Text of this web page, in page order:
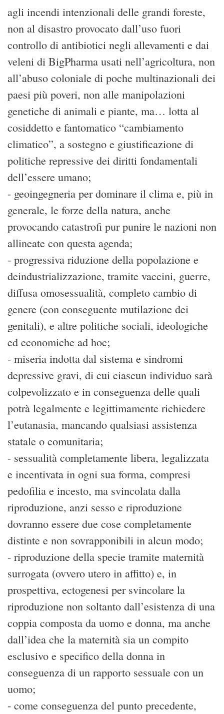
agli incendi intenzionali delle grandi foreste,
non al disastro provocato dall’uso fuori
controllo di antibiotici negli allevamenti e dai
veleni di BigPharma usati nell’agricoltura, non
all’abuso coloniale di poche multinazionali dei
paesi più poveri, non alle manipolazioni
genetiche di animali e piante, ma… lotta al
cosiddetto e fantomatico “cambiamento
climatico”, a sostegno e giustificazione di
politiche repressive dei diritti fondamentali
dell’essere umano;
- geoingegneria per dominare il clima e, più in
generale, le forze della natura, anche
provocando catastrofi pur punire le nazioni non
allineate con questa agenda;
- progressiva riduzione della popolazione e
deindustrializzazione, tramite vaccini, guerre,
diffusa omosessualità, completo cambio di
genere (con conseguente mutilazione dei
genitali), e altre politiche sociali, ideologiche
ed economiche ad hoc;
- miseria indotta dal sistema e sindromi
depressive gravi, di cui ciascun individuo sarà
colpevolizzato e in conseguenza delle quali
potrà legalmente e legittimamente richiedere
l’eutanasia, mancando qualsiasi assistenza
statale o comunitaria;
- sessualità completamente libera, legalizzata
e incentivata in ogni sua forma, compresi
pedofilia e incesto, ma svincolata dalla
riproduzione, anzi sesso e riproduzione
dovranno essere due cose completamente
distinte e non sovrapponibili in alcun modo;
- riproduzione della specie tramite maternità
surrogata (ovvero utero in affitto) e, in
prospettiva, ectogenesi per svincolare la
riproduzione non soltanto dall’esistenza di una
coppia composta da uomo e donna, ma anche
dall’idea che la maternità sia un compito
esclusivo e specifico della donna in
conseguenza di un rapporto sessuale con un
uomo;
- come conseguenza del punto precedente,